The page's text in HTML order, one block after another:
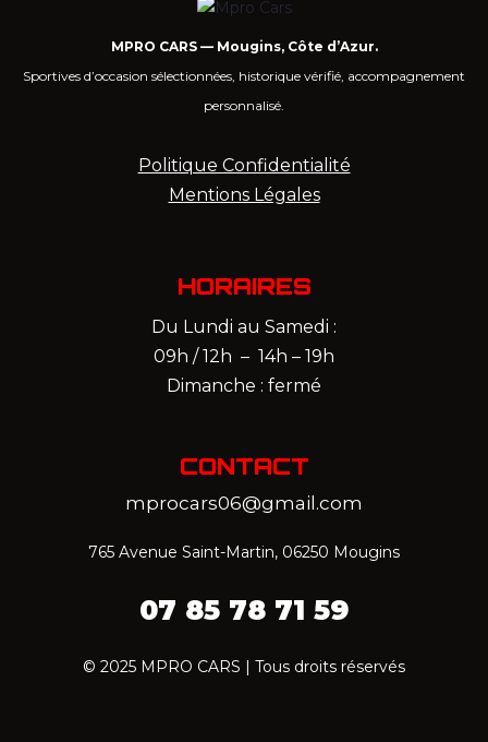
MPRO CARS — Mougins, Côte d’Azur.
Sportives d’occasion sélectionnées, historique vérifié, accompagnement
personnalisé.
Politique Confidentialité
Mentions Légales
HORAIRES
Du Lundi au Samedi :
09h / 12h – 14h – 19h
Dimanche : fermé
CONTACT
mprocars06@gmail.com
765 Avenue Saint-Martin, 06250 Mougins
07 85 78 71 59‬
© 2025 MPRO CARS | Tous droits réservés